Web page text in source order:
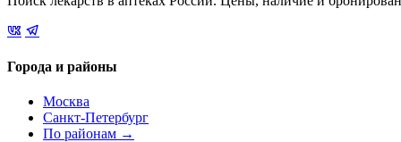
Города и районы
Москва
Санкт-Петербург
По районам →